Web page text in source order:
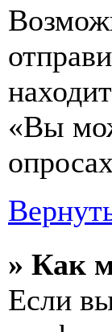
«Вы
» Как
Если